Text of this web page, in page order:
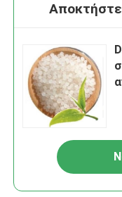
Αποκτήστε